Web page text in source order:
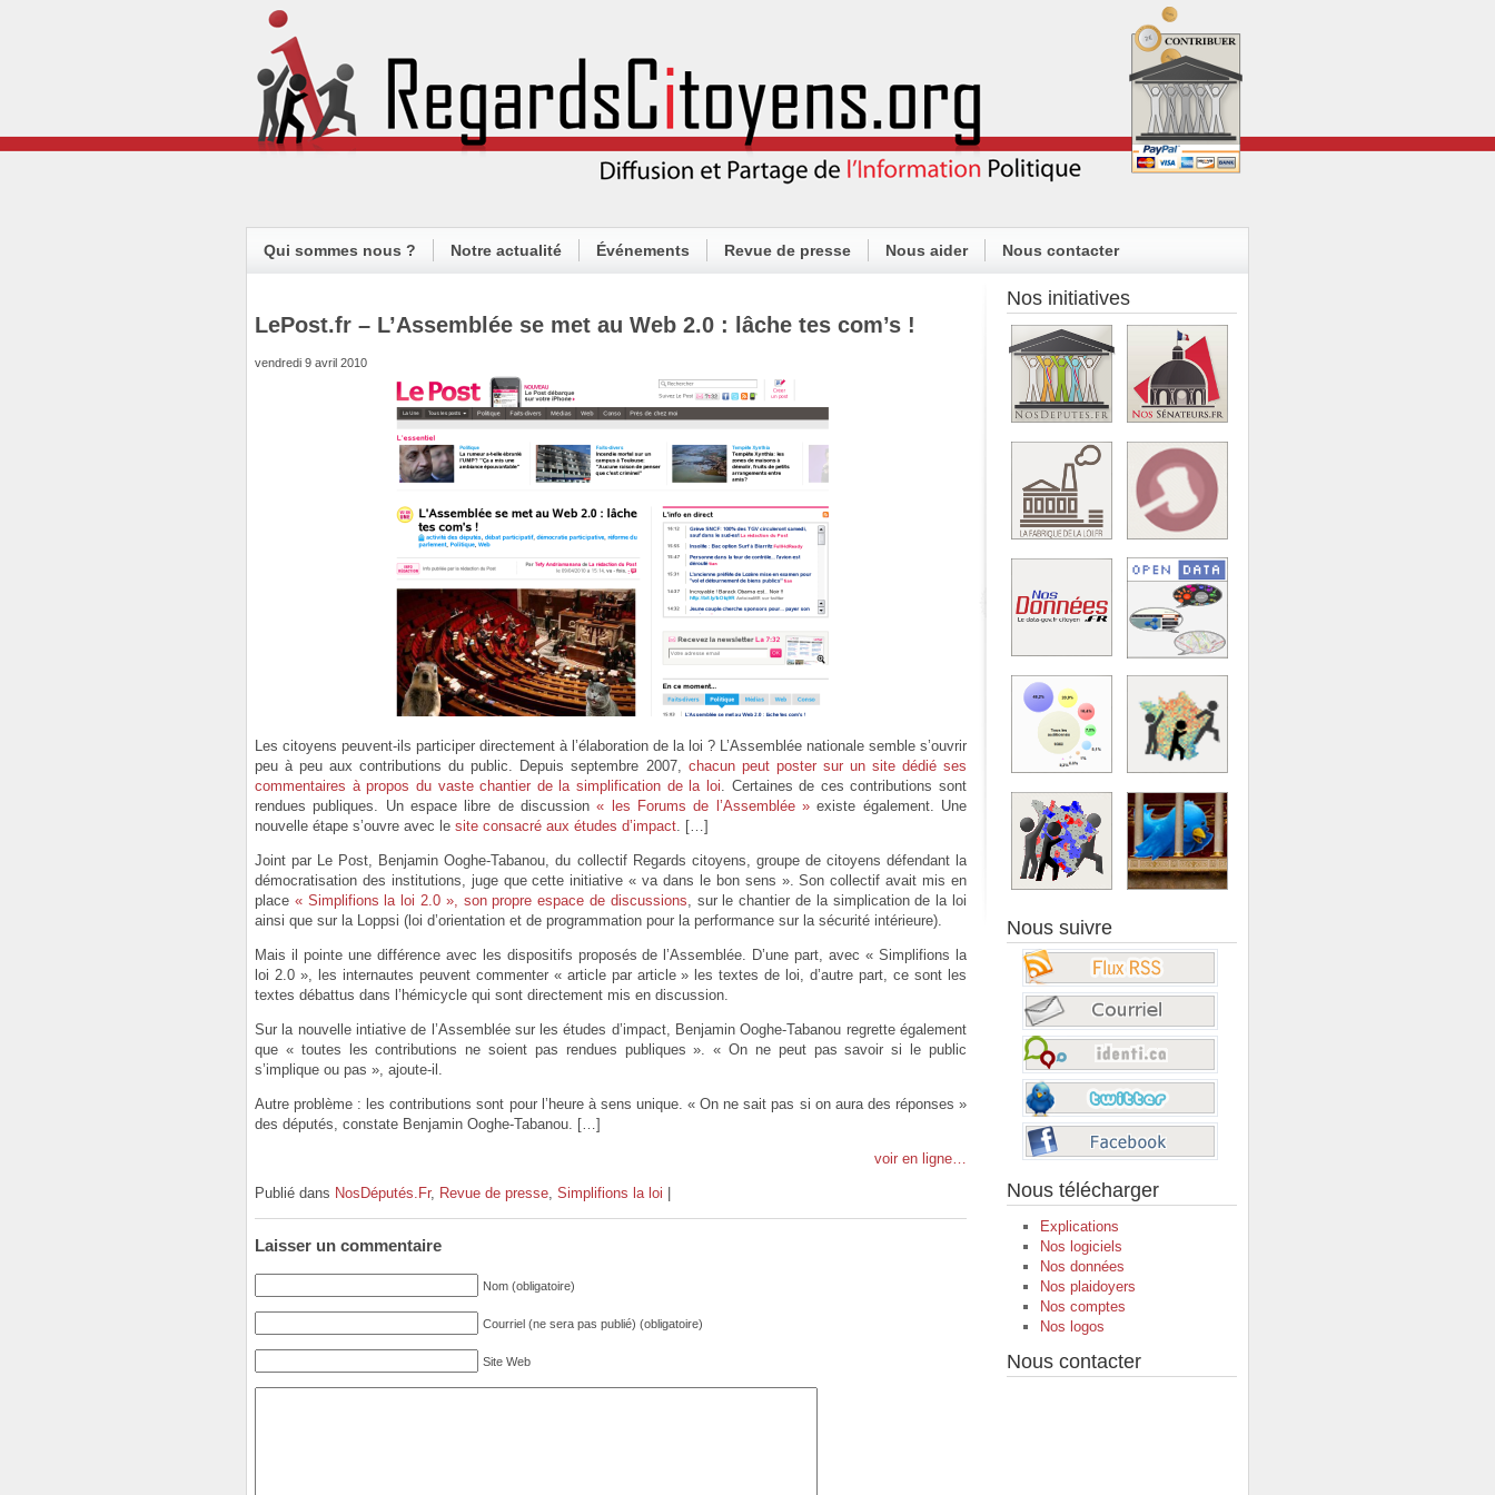
Qui sommes nous ? Notre actualité Événements Revue de presse Nous aider Nous contacter
LePost.fr – L’Assemblée se met au Web 2.0 : lâche tes com’s !
vendredi 9 avril 2010
Les citoyens peuvent-ils participer directement à l’élaboration de la loi ? L’Assemblée nationale semble s’ouvrir
peu à peu aux contributions du public. Depuis septembre 2007, chacun peut poster sur un site dédié ses
commentaires à propos du vaste chantier de la simplification de la loi. Certaines de ces contributions sont
rendues publiques. Un espace libre de discussion« les Forums de l’Assemblée » existe également. Une
nouvelle étape s’ouvre avec le site consacré aux études d’impact. […]
Joint par Le Post, Benjamin Ooghe-Tabanou, du collectif Regards citoyens, groupe de citoyens défendant la
démocratisation des institutions, juge que cette initiative « va dans le bon sens ». Son collectif avait mis en
place « Simplifions la loi 2.0 », son propre espace de discussions, sur le chantier de la simplication de la loi
ainsi que sur la Loppsi (loi d’orientation et de programmation pour la performance sur la sécurité intérieure).
Mais il pointe une différence avec les dispositifs proposés de l’Assemblée. D’une part, avec « Simplifions la
loi 2.0 », les internautes peuvent commenter « article par article » les textes de loi, d’autre part, ce sont les
textes débattus dans l’hémicycle qui sont directement mis en discussion.
Sur la nouvelle intiative de l’Assemblée sur les études d’impact, Benjamin Ooghe-Tabanou regrette également
que « toutes les contributions ne soient pas rendues publiques ». « On ne peut pas savoir si le public
s’implique ou pas », ajoute-il.
Autre problème : les contributions sont pour l’heure à sens unique. « On ne sait pas si on aura des réponses »
des députés, constate Benjamin Ooghe-Tabanou. […]
voir en ligne…
Publié dans NosDéputés.Fr, Revue de presse, Simplifions la loi
Laisser un commentaire
Nom (obligatoire)
Courriel (ne sera pas publié) (obligatoire)
Site Web
Nos initiatives
Nous suivre
Nous télécharger
Explications
Nos logiciels
Nos données
Nos plaidoyers
Nos comptes
Nos logos
Nous contacter